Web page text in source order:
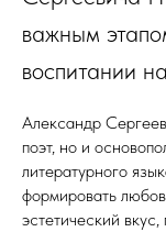
важным
воспитании
Александр
поэт, но и
литературного
формировать
эстетический